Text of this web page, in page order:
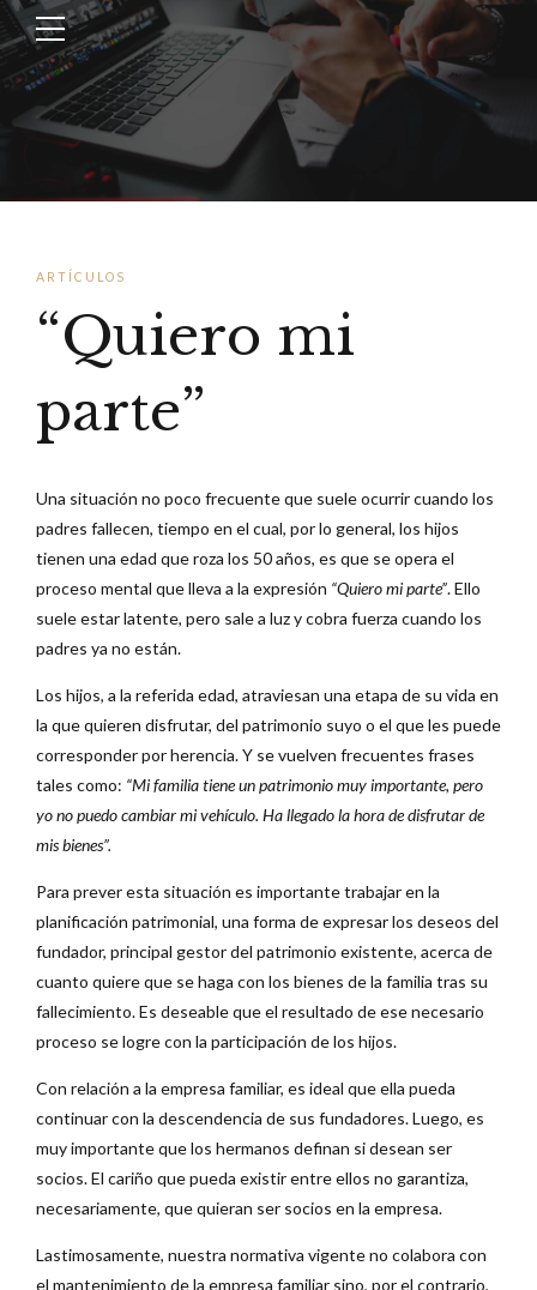
ARTÍCULOS
“Quiero mi
parte”
Una situación no poco frecuente que suele ocurrir cuando los
padres fallecen, tiempo en el cual, por lo general, los hijos
tienen una edad que roza los 50 años, es que se opera el
proceso mental que lleva a la expresión “Quiero mi parte”. Ello
suele estar latente, pero sale a luz y cobra fuerza cuando los
padres ya no están.
Los hijos, a la referida edad, atraviesan una etapa de su vida en
la que quieren disfrutar, del patrimonio suyo o el que les puede
corresponder por herencia. Y se vuelven frecuentes frases
tales como: “Mi familia tiene un patrimonio muy importante, pero
yo no puedo cambiar mi vehículo. Ha llegado la hora de disfrutar de
mis bienes”.
Para prever esta situación es importante trabajar en la
planificación patrimonial, una forma de expresar los deseos del
fundador, principal gestor del patrimonio existente, acerca de
cuanto quiere que se haga con los bienes de la familia tras su
fallecimiento. Es deseable que el resultado de ese necesario
proceso se logre con la participación de los hijos.
Con relación a la empresa familiar, es ideal que ella pueda
continuar con la descendencia de sus fundadores. Luego, es
muy importante que los hermanos definan si desean ser
socios. El cariño que pueda existir entre ellos no garantiza,
necesariamente, que quieran ser socios en la empresa.
Lastimosamente, nuestra normativa vigente no colabora con
el mantenimiento de la empresa familiar sino, por el contrario,